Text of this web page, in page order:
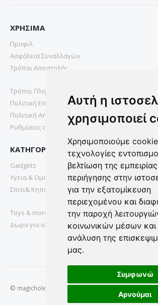
Αυτή η
χρησιμοποιεί
Χρησιμοποιούμε
τεχνολογίες
βελτίωση της εμπειρίας
περιήγησης στην
για την εξατομίκευση
περιεχομένου και
την παροχή
κοινωνικών μέσων και
ανάλυση της
μας.
Συμφωνώ
Αρνούμαι
ΧΡΗΣΙΜΑ
Προφιλ
Ασφάλεια Συναλλαγών
Τρόποι Αποστολής
Τρόποι Πληρωμής
Πολιτική Επιστροφών
Πολιτική Απορρήτου
Ρυθμίσεις cookies
ΚΑΤΗΓΟΡΙΕΣ
Gadgets
Υγεια & Ομορφια
Σπιτι& Κηπος
Toys & more
Δωρα για ολους
© magichole.gr 2022. All Rights Reserved.